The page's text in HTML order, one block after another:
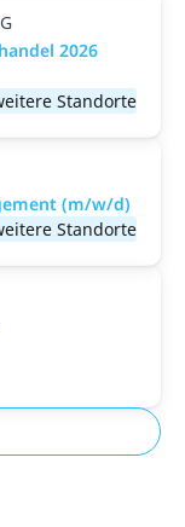
2026
Standorte
(m/w/d)
Standorte